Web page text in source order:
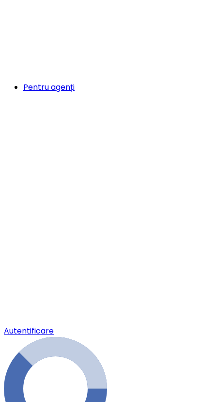
Pentru agenți
Autentificare